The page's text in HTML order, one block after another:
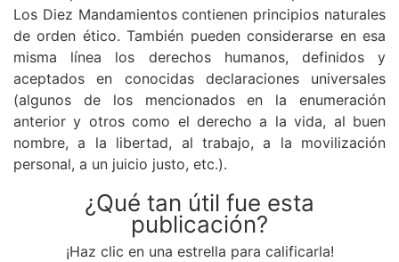
Los Diez Mandamientos contienen principios naturales
de orden ético. También pueden considerarse en esa
misma línea los derechos humanos, definidos y
aceptados en conocidas declaraciones universales
(algunos de los mencionados en la enumeración
anterior y otros como el derecho a la vida, al buen
nombre, a la libertad, al trabajo, a la movilización
personal, a un juicio justo, etc.).
¿Qué tan útil fue esta
publicación?
¡Haz clic en una estrella para calificarla!